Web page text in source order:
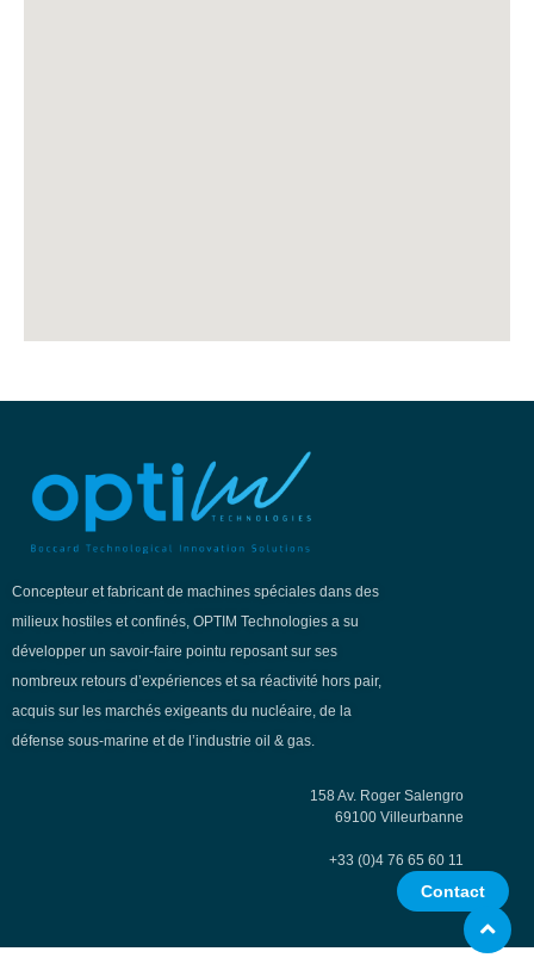
Concepteur et fabricant de machines spéciales dans des
milieux hostiles et confinés, OPTIM Technologies a su
développer un savoir-faire pointu reposant sur ses
nombreux retours d’expériences et sa réactivité hors pair,
acquis sur les marchés exigeants du nucléaire, de la
défense sous-marine et de l’industrie oil & gas.
158 Av. Roger Salengro
69100 Villeurbanne
+33 (0)4 76 65 60 11
Contact